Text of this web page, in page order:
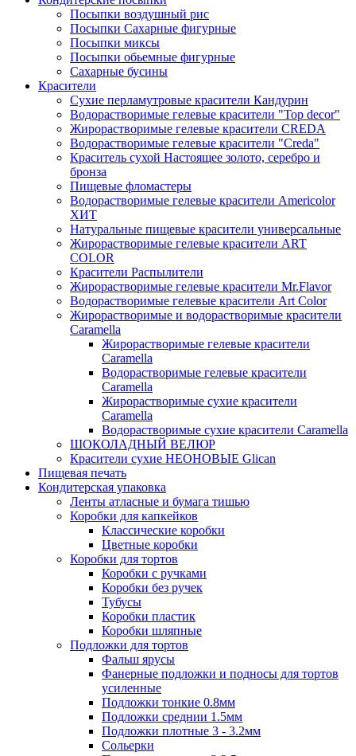
Посыпки воздушный рис
Посыпки Сахарные фигурные
Посыпки миксы
Посыпки обьемные фигурные
Сахарные бусины
Красители
Сухие перламутровые красители Кандурин
Водорастворимые гелевые красители "Top decor"
Жирорастворимые гелевые красители CREDA
Водорастворимые гелевые красители "Creda"
Краситель сухой Настоящее золото, серебро и
бронза
Пищевые фломастеры
Водорастворимые гелевые красители Americolor
ХИТ
Натуральные пищевые красители универсальные
Жирорастворимые гелевые красители ART
COLOR
Красители Распылители
Жирорастворимые гелевые красители Mr.Flavor
Водорастворимые гелевые красители Art Color
Жирорастворимые и водорастворимые красители
Caramella
Жирорастворимые гелевые красители
Caramella
Водорастворимые гелевые красители
Caramella
Жирорастворимые сухие красители
Caramella
Водорастворимые сухие красители Caramella
ШОКОЛАДНЫЙ ВЕЛЮР
Красители сухие НЕОНОВЫЕ Glican
Пищевая печать
Кондитерская упаковка
Ленты атласные и бумага тишью
Коробки для капкейков
Классические коробки
Цветные коробки
Коробки для тортов
Коробки с ручками
Коробки без ручек
Тубусы
Коробки пластик
Коробки шляпные
Подложки для тортов
Фальш ярусы
Фанерные подложки и подносы для тортов
усиленные
Подложки тонкие 0.8мм
Подложки среднии 1.5мм
Подложки плотные 3 - 3.2мм
Сольерки